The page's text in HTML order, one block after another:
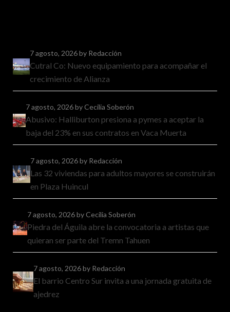
7 agosto, 2026by Redacción
Cutral Co: Nuevo equipamiento para acompañar el
crecimiento de Alianza
7 agosto, 2026by Cecilia Soberón
Abusivo: Halliburton presiona a pymes a aceptar la
baja del 23% en sus contratos en Vaca Muerta
7 agosto, 2026by Redacción
Las 32 viviendas para adultos mayores se construirán
en Plaza Huincul
7 agosto, 2026by Cecilia Soberón
Piedra del Águila abre la convocatoria a artistas que
quieran ser parte del Tremn Tahuen
7 agosto, 2026by Redacción
El barrio Centro Sur invita a una jornada gratuita de
ajedrez